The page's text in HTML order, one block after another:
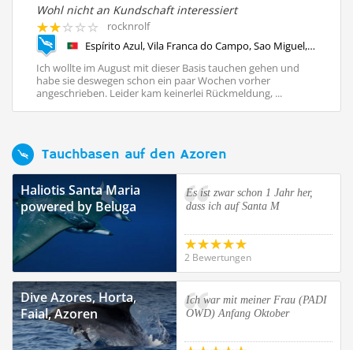
Wohl nicht an Kundschaft interessiert
rocknrolf
Espírito Azul, Vila Franca do Campo, Sao Miguel, Azoren, Portugal, Azoren
Ich wollte im August mit dieser Basis tauchen gehen und
habe sie deswegen schon ein paar Wochen vorher
angeschrieben. Leider kam keinerlei Rückmeldung, ...
Tauchbasen auf den Azoren
Haliotis Santa Maria
powered by Beluga
Es ist zwar schon 1 Jahr her,
dass ich auf Santa M
2 Bewertungen
Dive Azores, Horta,
Faial, Azoren
Ich war mit meiner Frau (PADI
OWD) Anfang Oktober